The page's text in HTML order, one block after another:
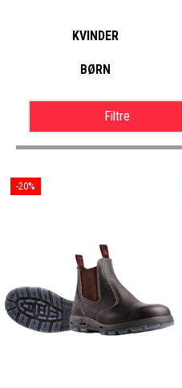
KVINDER
BØRN
Filtre
-20%